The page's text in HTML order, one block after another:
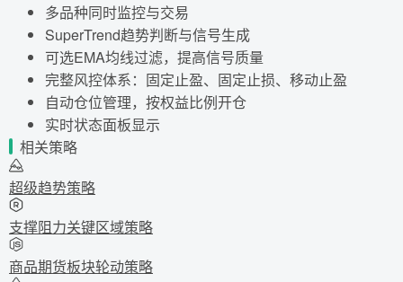
多品种同时监控与交易
SuperTrend趋势判断与信号生成
可选EMA均线过滤，提高信号质量
完整风控体系：固定止盈、固定止损、移动止盈
自动仓位管理，按权益比例开仓
实时状态面板显示
相关策略
超级趋势策略
支撑阻力关键区域策略
商品期货板块轮动策略